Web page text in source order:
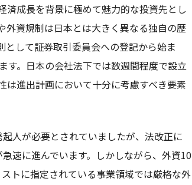
済成長を背景に極めて魅力的な投資先とし
外資規制は日本とは大きく異なる独自の歴
して証券取引委員会への登記から始ま
す。日本の会社法下では数週間程度で設立
進出計画において十分に考慮すべき要素
人が必要とされていましたが、法改正に
速に進んでいます。しかしながら、外資10
トに指定されている事業領域では厳格な外